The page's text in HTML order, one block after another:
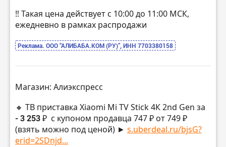
‼️ Такая цена действует с 10:00 до 11:00 МСК,
ежедневно в рамках распродажи
Реклама. ООО “АЛИБАБА.КОМ (РУ)”, ИНН 7703380158
Магазин: Алиэкспресс
🔸 ТВ приставка Xiaomi Mi TV Stick 4К 2nd Gen за
- 3 253 ₽ с купоном продавца 747 ₽ от 749 ₽
(взять можно под ценой) ► s.uberdeal.ru/bjsG?
erid=2SDnjd...